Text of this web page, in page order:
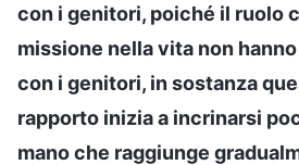
con i genitori, poiché il ruolo
missione nella vita non
con i genitori, in sostanza
rapporto inizia a incrinarsi
mano che raggiunge